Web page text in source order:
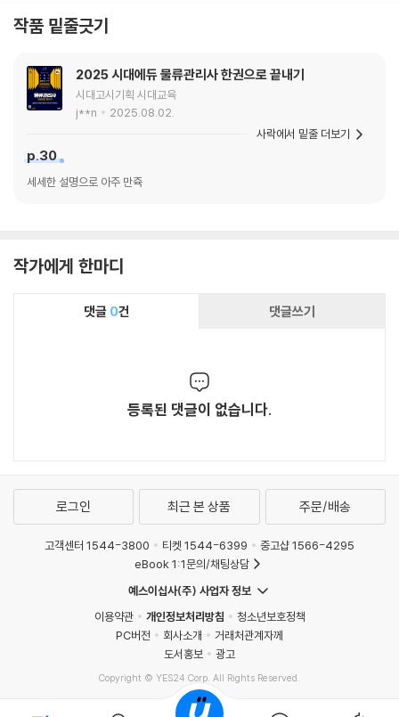
작품 밑줄긋기
2025 시대에듀 물류관리사 한권으로 끝내기
시대고시기획 시대교육
j**n
2025.08.02.
p.30
세세한 설명으로 아주 만쥭
사락에서 밑줄 더보기
작가에게 한마디
댓글 0건 댓글쓰기
등록된 댓글이 없습니다.
로그인 최근 본 상품 주문/배송
고객센터 1544-3800 티켓 1544-6399
중고샵 1566-4295
eBook 1:1문의/채팅상담
예스이십사(주) 사업자 정보
이용약관
개인정보처리방침
청소년보호정책
PC버전
회사소개
거래처관계자께
도서홍보
광고
Copyright © YES24 Corp. All Rights Reserved.